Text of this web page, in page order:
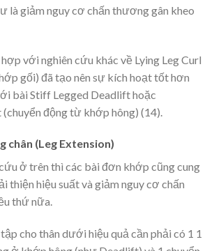
là giảm nguy cơ chấn thương gân kheo
với nghiên cứu khác về Lying Leg Curl
gối) đã tạo nên sự kích hoạt tốt hơn
bài Stiff Legged Deadlift hoặc
động từ khớp hông) (14).
chân (Leg Extension)
ở trên thì các bài đơn khớp cũng cung
thiện hiệu suất và giảm nguy cơ chấn
thứ nữa.
cho thân dưới hiệu quả cần phải có 1 1